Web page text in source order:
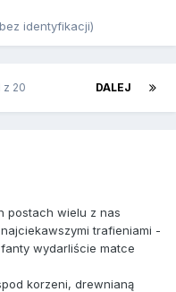
identyfikacji)
DALEJ
z 20
postach wielu z nas
trafieniami -
wydarliście matce
korzeni, drewnianą